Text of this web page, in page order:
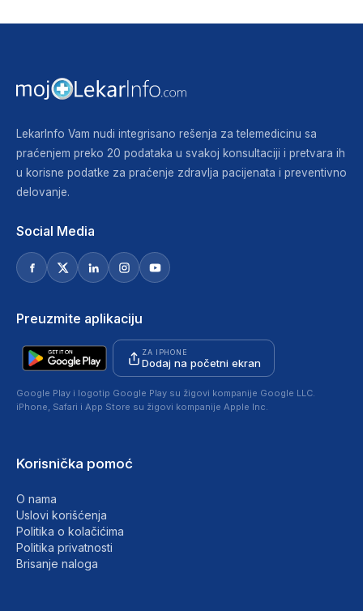
LekarInfo Vam nudi integrisano rešenja za telemedicinu sa
praćenjem preko 20 podataka u svakoj konsultaciji i pretvara ih
u korisne podatke za praćenje zdravlja pacijenata i preventivno
delovanje.
Social Media
Preuzmite aplikaciju
ZA IPHONE
Dodaj na početni ekran
Google Play i logotip Google Play su žigovi kompanije Google LLC.
iPhone, Safari i App Store su žigovi kompanije Apple Inc.
Korisnička pomoć
O nama
Uslovi korišćenja
Politika o kolačićima
Politika privatnosti
Brisanje naloga